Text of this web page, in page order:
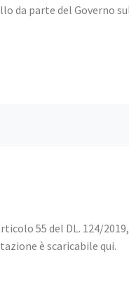
parte del Governo
55 del DL. 124/
è scaricabile qui.